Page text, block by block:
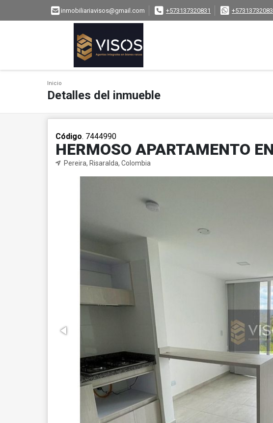
inmobiliariavisos@gmail.com +573137320831
Inicio
Detalles del inmueble
Código. 7444990
HERMOSO APARTAMENTO
Pereira, Risaralda, Colombia